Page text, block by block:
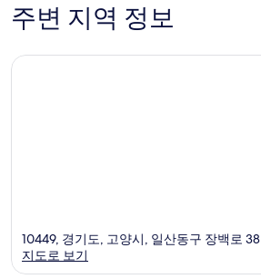
주변 지역 정보
10449, 경기도, 고양시, 일산동구 장백로 38
지도로 보기